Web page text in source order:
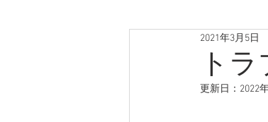
ビューティーコラム
ト
2021年3月5日
更新日： 2022